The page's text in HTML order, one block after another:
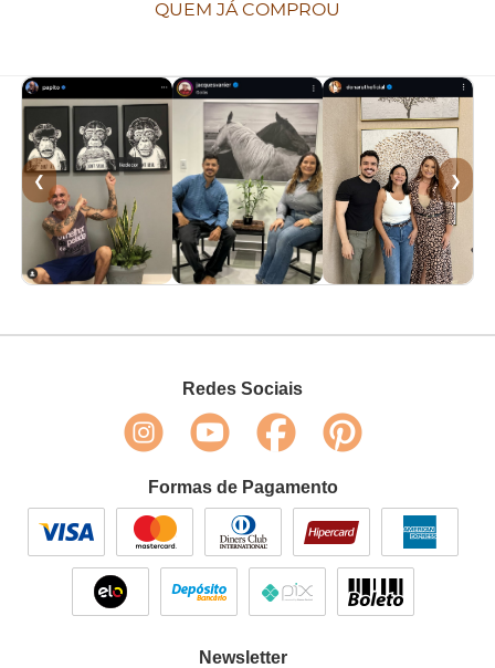
QUEM JÁ COMPROU
❮ ❯
Redes Sociais
Formas de Pagamento
Newsletter